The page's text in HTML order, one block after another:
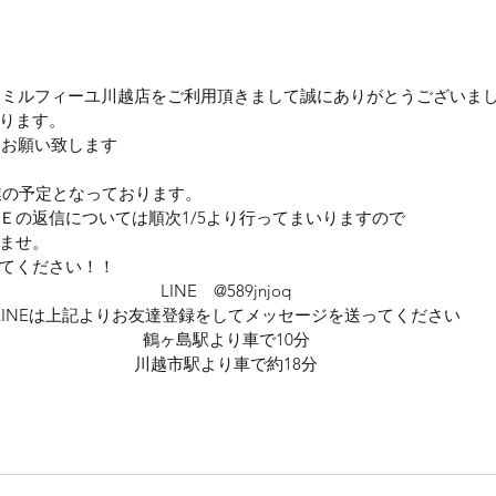
ルフィーユ川越店をご利用頂きまして誠にありがとうございまし
ます。
願い致します
予定となっております。
の返信については順次1/5より行ってまいりますので
せ。
ください！！
LINE　@589jnjoq
は上記よりお友達登録をしてメッセージを送ってください
鶴ヶ島駅より車で10分
川越市駅より車で約18分